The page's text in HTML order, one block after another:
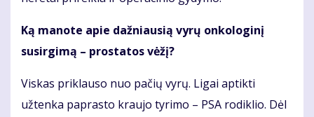
Ką manote apie dažniausią vyrų onkologinį
susirgimą – prostatos vėžį?
Viskas priklauso nuo pačių vyrų. Ligai aptikti
užtenka paprasto kraujo tyrimo – PSA rodiklio. Dėl